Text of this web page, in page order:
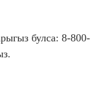
булса: 8-800-